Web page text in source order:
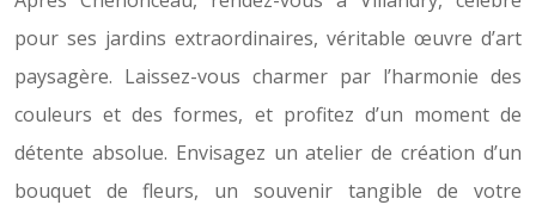
pour ses jardins extraordinaires, véritable œuvre d’art
paysagère. Laissez-vous charmer par l’harmonie des
couleurs et des formes, et profitez d’un moment de
détente absolue. Envisagez un atelier de création d’un
bouquet de fleurs, un souvenir tangible de votre